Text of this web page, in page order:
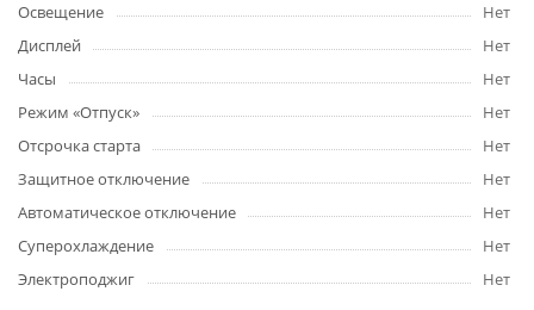
Освещение
Нет
Дисплей
Нет
Часы
Нет
Режим «Отпуск»
Нет
Отсрочка старта
Нет
Защитное отключение
Нет
Автоматическое отключение
Нет
Суперохлаждение
Нет
Электроподжиг
Нет